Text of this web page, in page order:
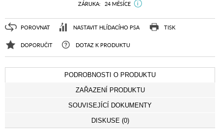
ZÁRUKA 24 MĚSÍCE
POROVNAT NASTAVIT HLÍDACÍHO PSA TISK
DOPORUČIT DOTAZ K PRODUKTU
PODROBNOSTI O PRODUKTU
ZAŘAZENÍ PRODUKTU
SOUVISEJÍCÍ DOKUMENTY
DISKUSE (0)